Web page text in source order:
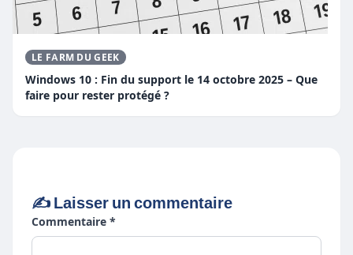
LE FARM DU GEEK
Windows 10 : Fin du support le 14 octobre 2025 – Que
faire pour rester protégé ?
✍️ Laisser un commentaire
Commentaire *